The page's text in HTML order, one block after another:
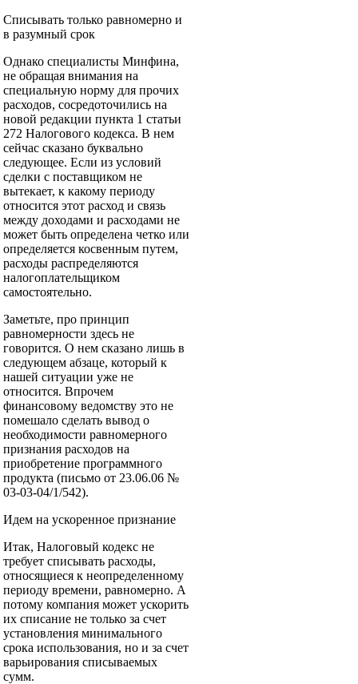
Списывать только равномерно и
в разумный срок
Однако специалисты Минфина,
не обращая внимания на
специальную норму для прочих
расходов, сосредоточились на
новой редакции пункта 1 статьи
272 Налогового кодекса. В нем
сейчас сказано буквально
следующее. Если из условий
сделки с поставщиком не
вытекает, к какому периоду
относится этот расход и связь
между доходами и расходами не
может быть определена четко или
определяется косвенным путем,
расходы распределяются
налогоплательщиком
самостоятельно.
Заметьте, про принцип
равномерности здесь не
говорится. О нем сказано лишь в
следующем абзаце, который к
нашей ситуации уже не
относится. Впрочем
финансовому ведомству это не
помешало сделать вывод о
необходимости равномерного
признания расходов на
приобретение программного
продукта (письмо от 23.06.06 №
03-03-04/1/542).
Идем на ускоренное признание
Итак, Налоговый кодекс не
требует списывать расходы,
относящиеся к неопределенному
периоду времени, равномерно. А
потому компания может ускорить
их списание не только за счет
установления минимального
срока использования, но и за счет
варьирования списываемых
сумм.